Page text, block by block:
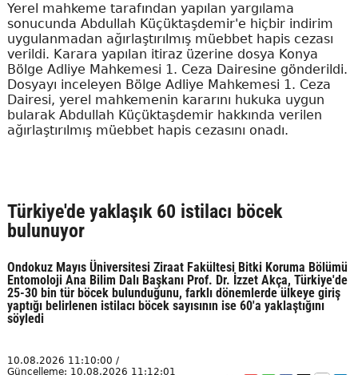
Yerel mahkeme tarafından yapılan yargılama
sonucunda Abdullah Küçüktaşdemir'e hiçbir indirim
uygulanmadan ağırlaştırılmış müebbet hapis cezası
verildi. Karara yapılan itiraz üzerine dosya Konya
Bölge Adliye Mahkemesi 1. Ceza Dairesine gönderildi.
Dosyayı inceleyen Bölge Adliye Mahkemesi 1. Ceza
Dairesi, yerel mahkemenin kararını hukuka uygun
bularak Abdullah Küçüktaşdemir hakkında verilen
ağırlaştırılmış müebbet hapis cezasını onadı.
Türkiye'de yaklaşık 60 istilacı böcek
bulunuyor
Ondokuz Mayıs Üniversitesi Ziraat Fakültesi Bitki Koruma Bölümü
Entomoloji Ana Bilim Dalı Başkanı Prof. Dr. İzzet Akça, Türkiye'de
25-30 bin tür böcek bulunduğunu, farklı dönemlerde ülkeye giriş
yaptığı belirlenen istilacı böcek sayısının ise 60'a yaklaştığını
söyledi
10.08.2026 11:10:00 /
Güncelleme: 10.08.2026 11:12:01